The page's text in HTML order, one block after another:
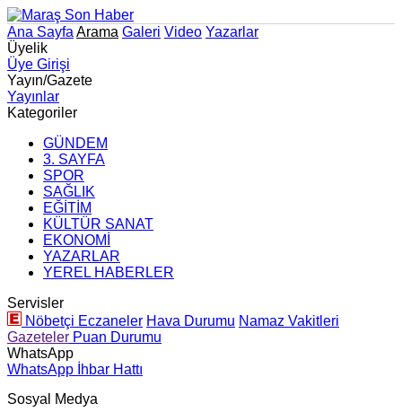
Ana Sayfa Arama Galeri Video Yazarlar
Üyelik
Üye Girişi
Yayın/Gazete
Yayınlar
Kategoriler
GÜNDEM
3. SAYFA
SPOR
SAĞLIK
EĞİTİM
KÜLTÜR SANAT
EKONOMİ
YAZARLAR
YEREL HABERLER
Servisler
Nöbetçi Eczaneler Hava Durumu Namaz Vakitleri
Gazeteler Puan Durumu
WhatsApp
WhatsApp İhbar Hattı
Sosyal Medya